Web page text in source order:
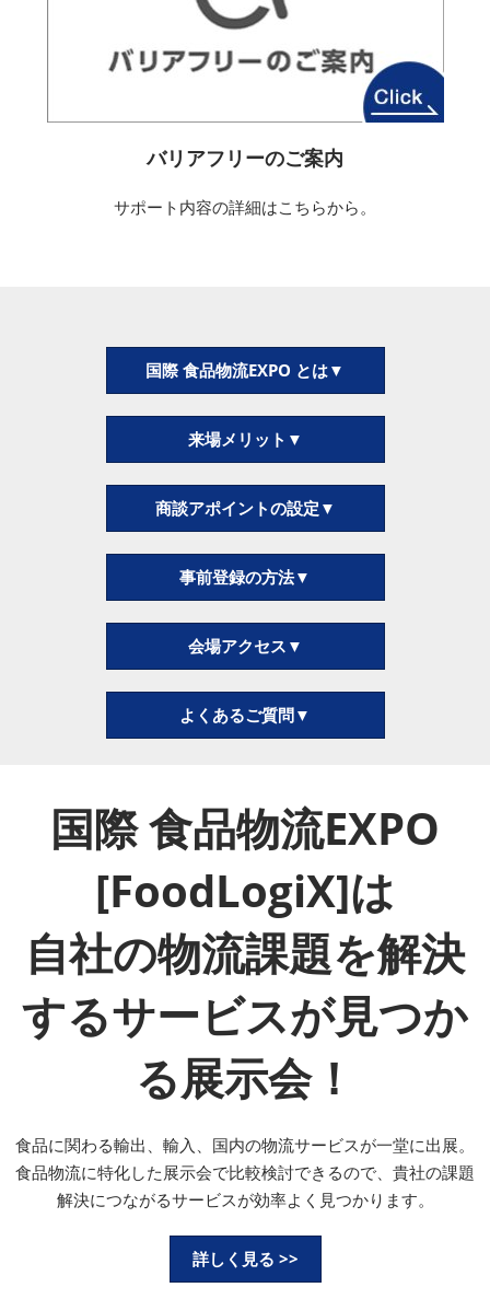
バリアフリーのご案内
サポート内容の詳細はこちらから。
国際 食品物流EXPO とは▼
来場メリット▼
商談アポイントの設定▼
事前登録の方法▼
会場アクセス▼
よくあるご質問▼
国際 食品物流EXPO
[FoodLogiX]は
自社の物流課題を解決
するサービスが見つか
る展示会！
食品に関わる輸出、輸入、国内の物流サービスが一堂に出展。
食品物流に特化した展示会で比較検討できるので、貴社の課題
解決につながるサービスが効率よく見つかります。
詳しく見る >>